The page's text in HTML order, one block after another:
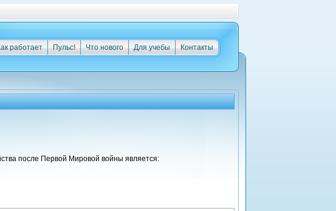
Контакты
Для учебы
Что нового
Пульс!
работает
после Первой Мировой войны является: